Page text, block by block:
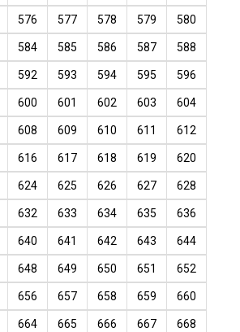
576 577 578 579 580
584 585 586 587 588
592 593 594 595 596
600 601 602 603 604
608 609 610 611 612
616 617 618 619 620
624 625 626 627 628
632 633 634 635 636
640 641 642 643 644
648 649 650 651 652
656 657 658 659 660
664 665 666 667 668